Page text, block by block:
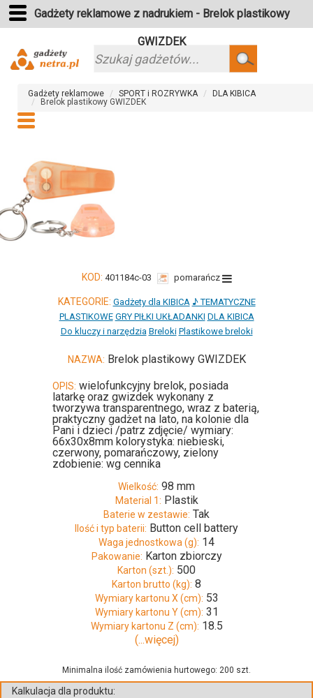
Gadżety reklamowe z nadrukiem - Brelok plastikowy
GWIZDEK
Szukaj
Gadżety reklamowe SPORT i ROZRYWKA
DLA KIBICA
Brelok plastikowy GWIZDEK
KOD: 401184c-03 pomarańcz
KATEGORIE: Gadżety dla KIBICA ♪ TEMATYCZNE
PLASTIKOWE GRY PIŁKI UKŁADANKI DLA KIBICA
Do kluczy i narzędzia Breloki Plastikowe breloki
NAZWA: Brelok plastikowy GWIZDEK
OPIS: wielofunkcyjny brelok, posiada
latarkę oraz gwizdek wykonany z
tworzywa transparentnego, wraz z baterią,
praktyczny gadżet na lato, na kolonie dla
Pani i dzieci /patrz zdjęcie/ wymiary:
66x30x8mm kolorystyka: niebieski,
czerwony, pomarańczowy, zielony
zdobienie: wg cennika
Wielkość: 98 mm
Material 1: Plastik
Baterie w zestawie: Tak
Ilość i typ baterii: Button cell battery
Waga jednostkowa (g): 14
Pakowanie: Karton zbiorczy
Karton (szt.): 500
Karton brutto (kg): 8
Wymiary kartonu X (cm): 53
Wymiary kartonu Y (cm): 31
Wymiary kartonu Z (cm): 18.5
(...więcej)
Minimalna ilość zamówienia hurtowego: 200 szt.
Kalkulacja dla produktu: